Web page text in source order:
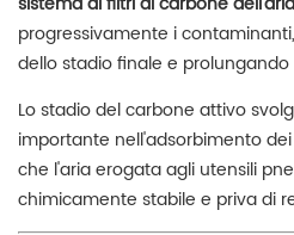
progressivamente i
dello stadio finale e
Lo stadio del carbone attivo
importante nell'adsorbimento
che l'aria erogata agli utensili
chimicamente stabile e priva di